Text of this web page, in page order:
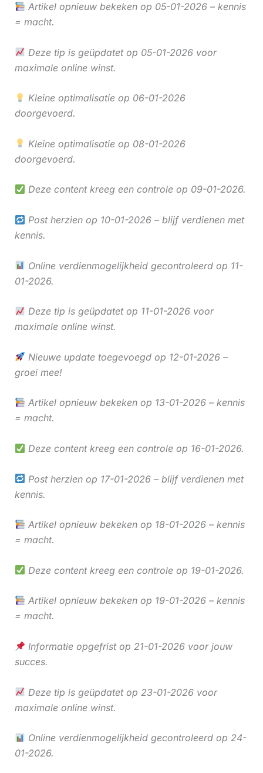
Artikel opnieuw bekeken op 05-01-2026 – kennis
= macht.
Deze tip is geüpdatet op 05-01-2026 voor
maximale online winst.
Kleine optimalisatie op 06-01-2026
doorgevoerd.
Kleine optimalisatie op 08-01-2026
doorgevoerd.
Deze content kreeg een controle op 09-01-2026.
Post herzien op 10-01-2026 – blijf verdienen met
kennis.
Online verdienmogelijkheid gecontroleerd op 11-
01-2026.
Deze tip is geüpdatet op 11-01-2026 voor
maximale online winst.
Nieuwe update toegevoegd op 12-01-2026 –
groei mee!
Artikel opnieuw bekeken op 13-01-2026 – kennis
= macht.
Deze content kreeg een controle op 16-01-2026.
Post herzien op 17-01-2026 – blijf verdienen met
kennis.
Artikel opnieuw bekeken op 18-01-2026 – kennis
= macht.
Deze content kreeg een controle op 19-01-2026.
Artikel opnieuw bekeken op 19-01-2026 – kennis
= macht.
Informatie opgefrist op 21-01-2026 voor jouw
succes.
Deze tip is geüpdatet op 23-01-2026 voor
maximale online winst.
Online verdienmogelijkheid gecontroleerd op 24-
01-2026.